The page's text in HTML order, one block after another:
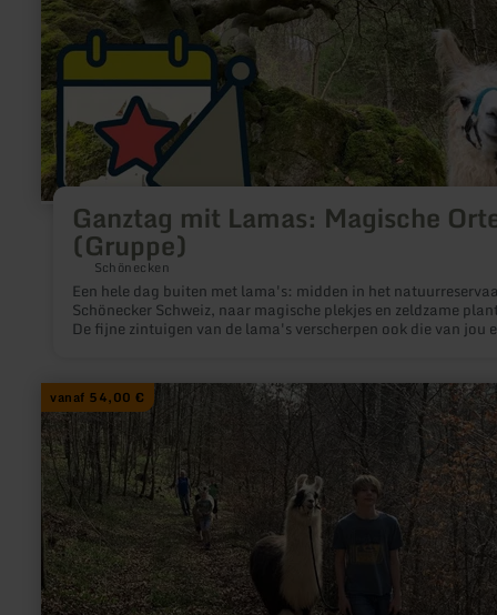
Ganztag mit Lamas: Magische
(Gruppe)
Schönecken
Een hele dag buiten met lama's: midden in het
Schönecker Schweiz, naar magische plekjes en zeldzame
De fijne zintuigen van de lama's verscherpen ook die van jou
vanaf 54,00 €
informatie
over:
Halbtägige
Alpaka-
und
Lamawanderung
(Gruppentour)